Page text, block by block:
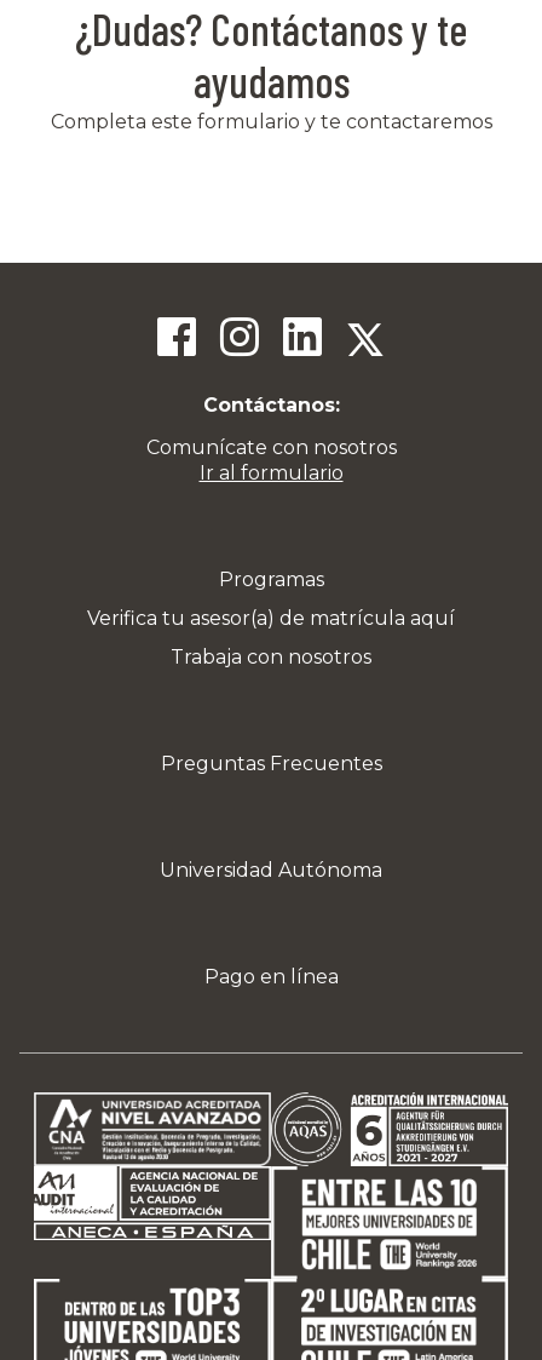
¿Dudas? Contáctanos y te
ayudamos
Completa este formulario y te contactaremos
Contáctanos:
Comunícate con nosotros
Ir al formulario
Programas
Verifica tu asesor(a) de matrícula aquí
Trabaja con nosotros
Preguntas Frecuentes
Universidad Autónoma
Pago en línea